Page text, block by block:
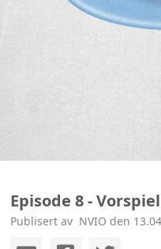
Episode 8 -
Publisert av ‎ NVIO den